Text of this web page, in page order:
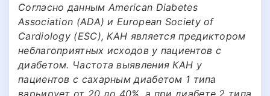
Согласно данным American Diabetes
Association (ADA) и European Society of
Cardiology (ESC), КАН является предиктором
неблагоприятных исходов у пациентов с
диабетом. Частота выявления КАН у
пациентов с сахарным диабетом 1 типа
варьирует от 20 до 40%, а при диабете 2 типа